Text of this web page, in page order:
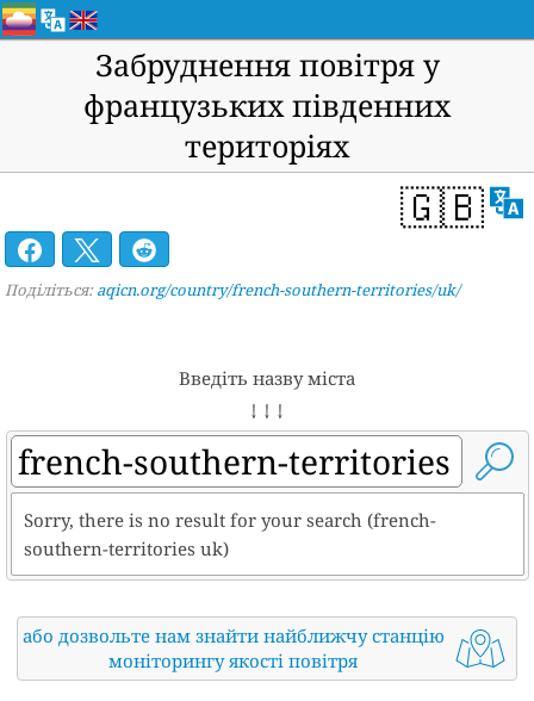
Забруднення повітря у
французьких південних
територіях
🇬🇧
Поділіться: aqicn.org/country/french-southern-territories/uk/
Введіть назву міста
↓ ↓ ↓
Sorry, there is no result for your search (french-
southern-territories uk)
або дозвольте нам знайти найближчу станцію
моніторингу якості повітря